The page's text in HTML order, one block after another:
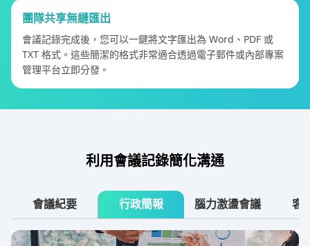
團隊共享無縫匯出
會議記錄完成後，您可以一鍵將文字匯出為 Word、PDF 或
TXT 格式。這些簡潔的格式非常適合透過電子郵件或內部專案
管理平台立即分發。
利用會議記錄簡化溝通
會議紀要 行政簡報 腦力激盪會議 客